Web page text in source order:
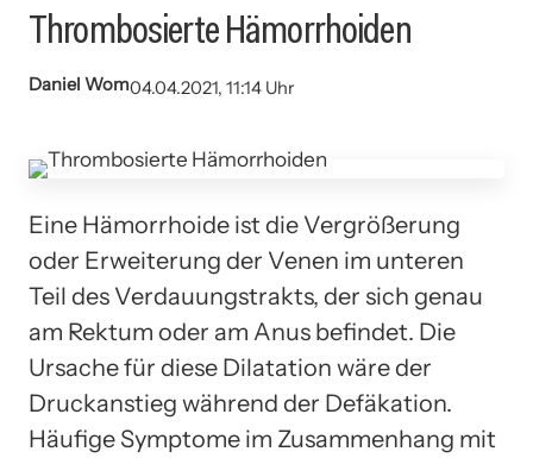
Thrombosierte Hämorrhoiden
Daniel Wom04.04.2021, 11:14 Uhr
Eine Hämorrhoide ist die Vergrößerung
oder Erweiterung der Venen im unteren
Teil des Verdauungstrakts, der sich genau
am Rektum oder am Anus befindet. Die
Ursache für diese Dilatation wäre der
Druckanstieg während der Defäkation.
Häufige Symptome im Zusammenhang mit